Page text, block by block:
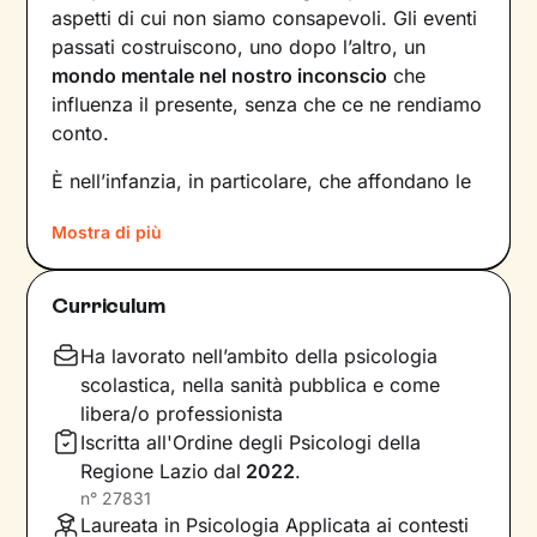
aspetti di cui non siamo consapevoli. Gli eventi
passati costruiscono, uno dopo l’altro, un
mondo mentale nel nostro inconscio che
influenza il presente, senza che ce ne rendiamo
conto.
È nell’infanzia, in particolare, che affondano le
e agire: leesperienze vissute in famiglia
infatti, vengono apprese, memorizzate e
riproposte nelle relazioni successive.
che in età adulta si attivano in maniera
automatica - è la chiave per innescare il
cambiamento.
Conoscere noi stessi significa portare alla luce
ciò che per tanto tempo è rimasto dietro le
quinte: raggiungere questo tipo di
Mostra di più
Curriculum
Ha lavorato nell’ambito della psicologia
scolastica, nella sanità pubblica e come
libera/o professionista
Iscritta all'Ordine degli Psicologi della
Regione Lazio dal 2022.
n° 27831
Laureata in Psicologia Applicata ai contesti